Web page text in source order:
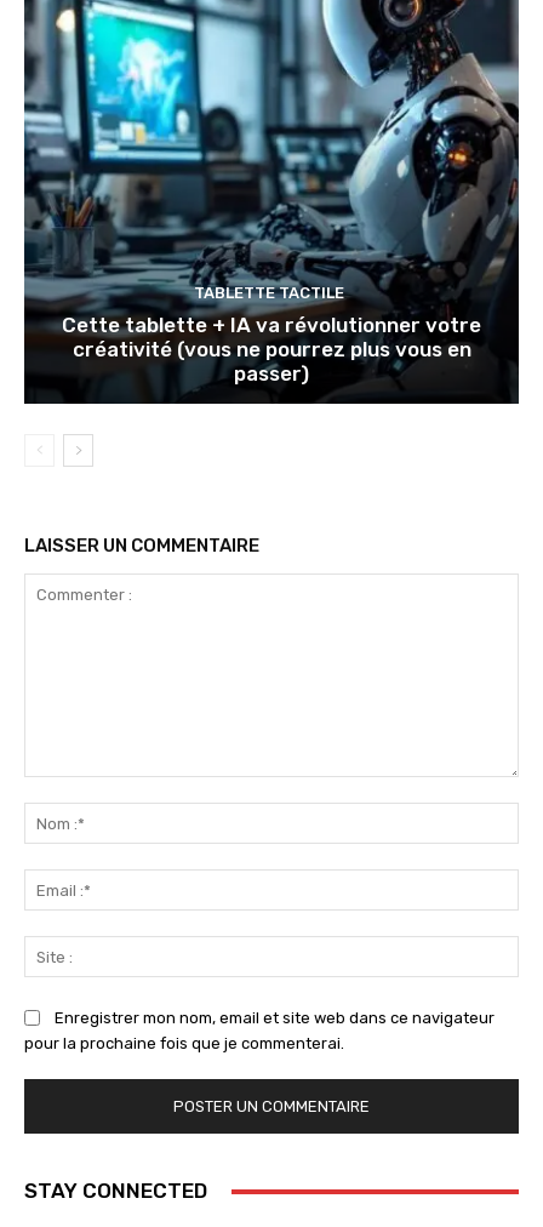
TABLETTE TACTILE
Cette tablette + IA va révolutionner votre
créativité (vous ne pourrez plus vous en
passer)
LAISSER UN COMMENTAIRE
:*
:*
:
Enregistrer mon nom, email et site web dans ce navigateur
pour la prochaine fois que je commenterai.
STAY CONNECTED